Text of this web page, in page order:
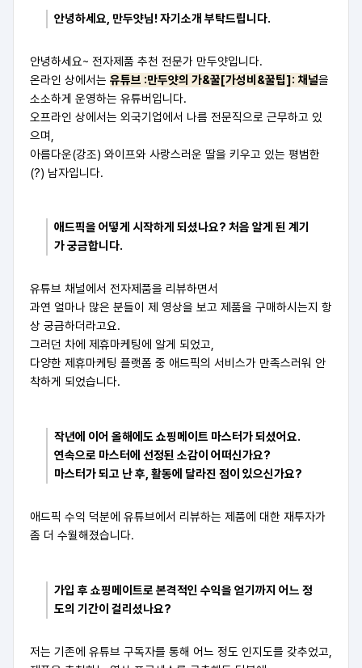
안녕하세요, 만두얏님! 자기소개 부탁드립니다.
안녕하세요~ 전자제품 추천 전문가 만두얏입니다.
온라인 상에서는 유튜브 :만두얏의 가&꿀[가성비&꿀팁]: 채널을
소소하게 운영하는 유튜버입니다.
오프라인 상에서는 외국기업에서 나름 전문직으로 근무하고 있
으며,
아름다운(강조) 와이프와 사랑스러운 딸을 키우고 있는 평범한
(?) 남자입니다.
애드픽을 어떻게 시작하게 되셨나요? 처음 알게 된 계기
가 궁금합니다.
유튜브 채널에서 전자제품을 리뷰하면서
과연 얼마나 많은 분들이 제 영상을 보고 제품을 구매하시는지 항
상 궁금하더라고요.
그러던 차에 제휴마케팅에 알게 되었고,
다양한 제휴마케팅 플랫폼 중 애드픽의 서비스가 만족스러워 안
착하게 되었습니다.
작년에 이어 올해에도 쇼핑메이트 마스터가 되셨어요.
연속으로 마스터에 선정된 소감이 어떠신가요?
마스터가 되고 난 후, 활동에 달라진 점이 있으신가요?
애드픽 수익 덕분에 유튜브에서 리뷰하는 제품에 대한 재투자가
좀 더 수월해졌습니다.
가입 후 쇼핑메이트로 본격적인 수익을 얻기까지 어느 정
도의 기간이 걸리셨나요?
저는 기존에 유튜브 구독자를 통해 어느 정도 인지도를 갖추었고,